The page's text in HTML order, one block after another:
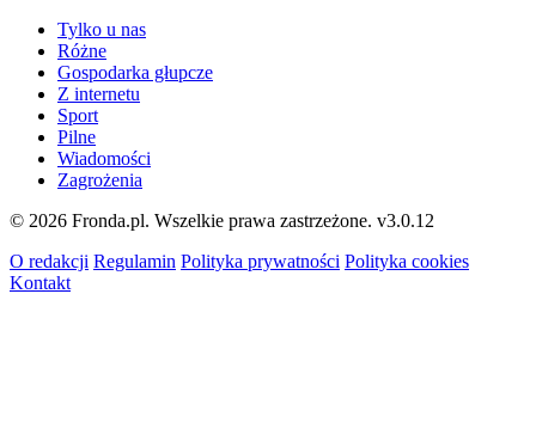
Tylko u nas
Różne
Gospodarka głupcze
Z internetu
Sport
Pilne
Wiadomości
Zagrożenia
© 2026 Fronda.pl. Wszelkie prawa zastrzeżone. v3.0.12
O redakcji Regulamin Polityka prywatności Polityka cookies
Kontakt